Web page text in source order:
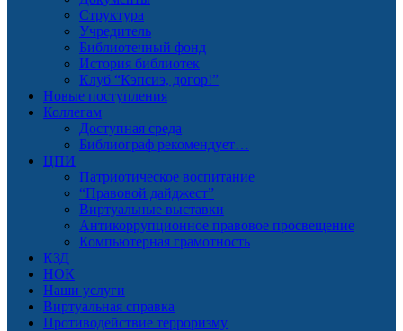
Структура
Учредитель
Библиотечный фонд
История библиотек
Клуб “Кэпсиэ, догор!”
Новые поступления
Коллегам
Доступная среда
Библиограф рекомендует…
ЦПИ
Патриотическое воспитание
“Правовой дайджест”
Виртуальные выставки
Антикоррупционное правовое просвещение
Компьютерная грамотность
КЗД
НОК
Наши услуги
Виртуальная справка
Противодействие терроризму